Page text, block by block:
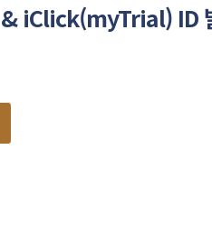
& iClick(myTrial) ID